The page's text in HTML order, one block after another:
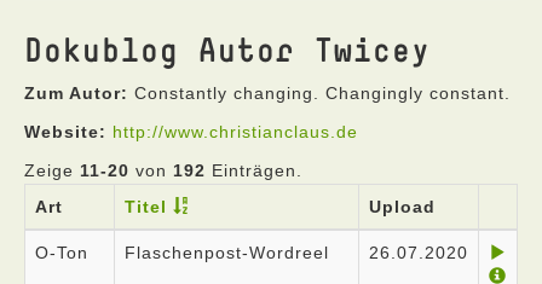
Dokublog Autor Twicey
Zum Autor: Constantly changing. Changingly constant.
Website: http://www.christianclaus.de
Zeige 11-20 von 192 Einträgen.
Art
Titel Upload
O-Ton Flaschenpost-Wordreel 26.07.2020